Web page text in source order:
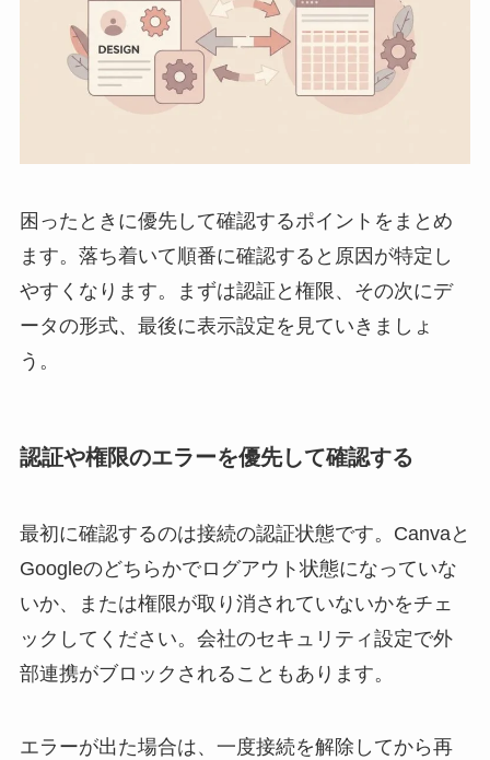
困ったときに優先して確認するポイントをまとめ
ます。落ち着いて順番に確認すると原因が特定し
やすくなります。まずは認証と権限、その次にデ
ータの形式、最後に表示設定を見ていきましょ
う。
認証や権限のエラーを優先して確認する
最初に確認するのは接続の認証状態です。Canvaと
Googleのどちらかでログアウト状態になっていな
いか、または権限が取り消されていないかをチェ
ックしてください。会社のセキュリティ設定で外
部連携がブロックされることもあります。
エラーが出た場合は、一度接続を解除してから再